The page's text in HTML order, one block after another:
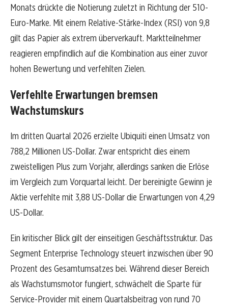
Monats drückte die Notierung zuletzt in Richtung der 510-
Euro-Marke. Mit einem Relative-Stärke-Index (RSI) von 9,8
gilt das Papier als extrem überverkauft. Marktteilnehmer
reagieren empfindlich auf die Kombination aus einer zuvor
hohen Bewertung und verfehlten Zielen.
Verfehlte Erwartungen bremsen
Wachstumskurs
Im dritten Quartal 2026 erzielte Ubiquiti einen Umsatz von
788,2 Millionen US-Dollar. Zwar entspricht dies einem
zweistelligen Plus zum Vorjahr, allerdings sanken die Erlöse
im Vergleich zum Vorquartal leicht. Der bereinigte Gewinn je
Aktie verfehlte mit 3,88 US-Dollar die Erwartungen von 4,29
US-Dollar.
Ein kritischer Blick gilt der einseitigen Geschäftsstruktur. Das
Segment Enterprise Technology steuert inzwischen über 90
Prozent des Gesamtumsatzes bei. Während dieser Bereich
als Wachstumsmotor fungiert, schwächelt die Sparte für
Service-Provider mit einem Quartalsbeitrag von rund 70